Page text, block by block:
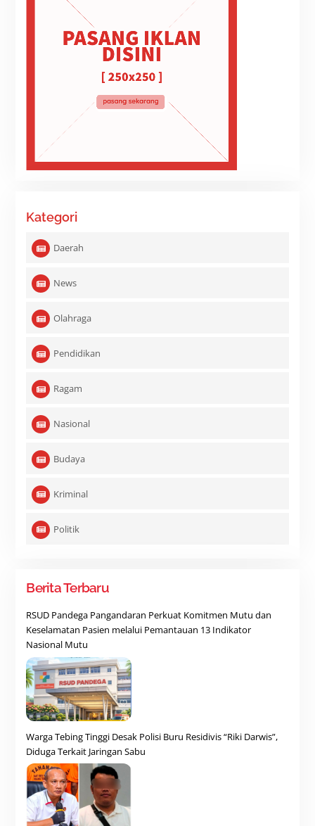
Kategori
Daerah
News
Olahraga
Pendidikan
Ragam
Nasional
Budaya
Kriminal
Politik
Berita Terbaru
RSUD Pandega Pangandaran Perkuat Komitmen Mutu dan
Keselamatan Pasien melalui Pemantauan 13 Indikator
Nasional Mutu
Warga Tebing Tinggi Desak Polisi Buru Residivis “Riki Darwis”,
Diduga Terkait Jaringan Sabu